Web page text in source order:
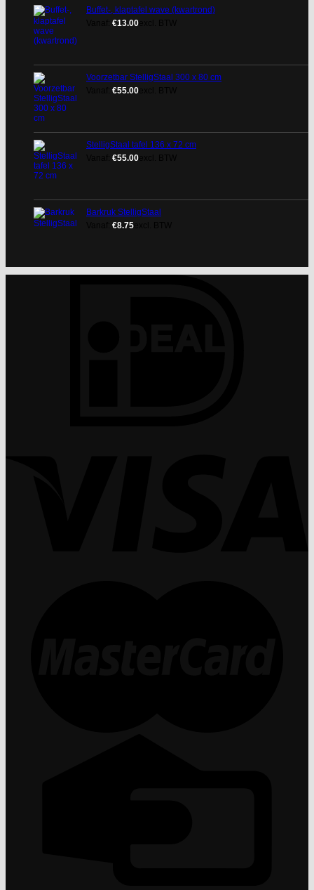
Buffet-, klaptafel wave (kwartrond)
€13.00
Voorzetbar StelligStaal 300 x 80 cm
€55.00
StelligStaal tafel 136 x 72 cm
€55.00
Barkruk StelligStaal
€8.75